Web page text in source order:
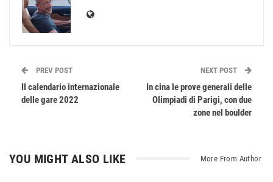
PREV POST
Il calendario internazionale
delle gare 2022
NEXT POST
In cina le prove generali delle
Olimpiadi di Parigi, con due
zone nel boulder
YOU MIGHT ALSO LIKE More From Author